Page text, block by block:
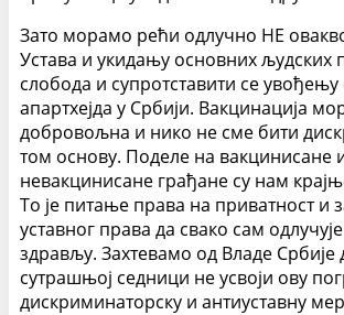
Зато морамо рећи одлучно НЕ
Устава и укидању основних људских
слобода и супротставити се увођењу
апартхејда у Србији. Вакцинација
добровољна и нико не сме бити
том основу. Поделе на вакцинисане
невакцинисане грађане су нам
То је питање права на приватност и
уставног права да свако сам
здрављу. Захтевамо од Владе Србије
сутрашњој седници не усвоји ову
дискриминаторску и антиуставну